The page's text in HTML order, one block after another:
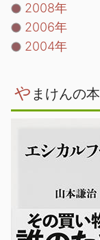
2008年
2006年
2004年
や まけんの本